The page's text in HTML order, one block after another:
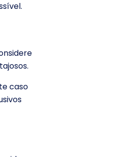
caso